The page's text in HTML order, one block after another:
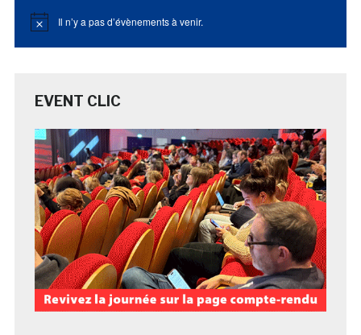
Notice Il n’y a pas d’évènements à venir.
EVENT CLIC